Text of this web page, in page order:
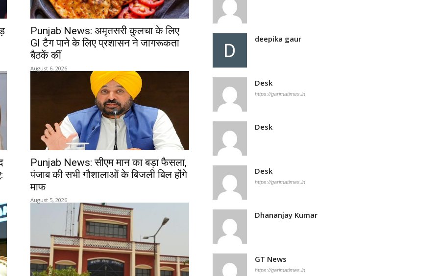
Punjab News: अमृतसरी कुलचा के लिए
GI टैग पाने के लिए प्रशासन ने जागरूकता
बैठकें कीं
August 6, 2026
Punjab News: सीएम मान का बड़ा फैसला,
पंजाब की सभी गौशालाओं के बिजली बिल होंगे
माफ
August 5, 2026
deepika gaur
Desk
https://garimatimes.in
Desk
Desk
https://garimatimes.in
Dhananjay Kumar
GT News
https://garimatimes.in